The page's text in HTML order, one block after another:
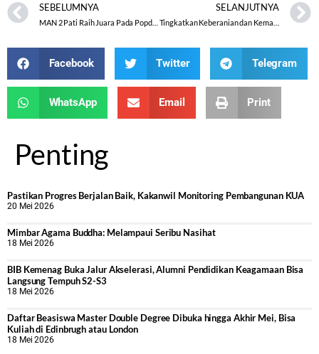
SEBELUMNYA
MAN 2 Pati Raih Juara Pada Popda Tingkat Jateng
SELANJUTNYA
Facebook Twitter Telegram
WhatsApp Email Print
Penting
Pastikan Progres Berjalan Baik, Kakanwil Monitoring Pembangunan KUA
20 Mei 2026
Mimbar Agama Buddha: Melampaui Seribu Nasihat
18 Mei 2026
BIB Kemenag Buka Jalur Akselerasi, Alumni Pendidikan Keagamaan Bisa
Langsung Tempuh S2-S3
18 Mei 2026
Daftar Beasiswa Master Double Degree Dibuka hingga Akhir Mei, Bisa
Kuliah di Edinbrugh atau London
18 Mei 2026